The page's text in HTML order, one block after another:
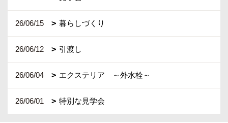
26/06/15 暮らしづくり
26/06/12 引渡し
26/06/04 エクステリア ～外水栓～
26/06/01 特別な見学会